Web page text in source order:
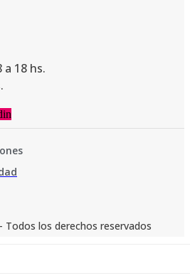
a 18 hs.
Todos los derechos reservados